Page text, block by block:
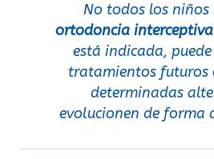
No todos los niños
ortodoncia interceptiva
está indicada,
tratamientos futuros
determinadas
evolucionen de forma